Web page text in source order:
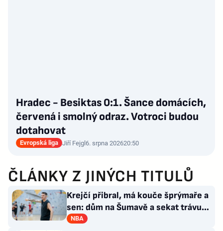
Hradec - Besiktas 0:1. Šance domácích,
červená i smolný odraz. Votroci budou
dotahovat
Evropská liga Jiří Fejgl6. srpna 202620:50
ČLÁNKY Z JINÝCH TITULŮ
Krejčí přibral, má kouče šprýmaře a
sen: dům na Šumavě a sekat trávu
jako Forrest Gump
NBA